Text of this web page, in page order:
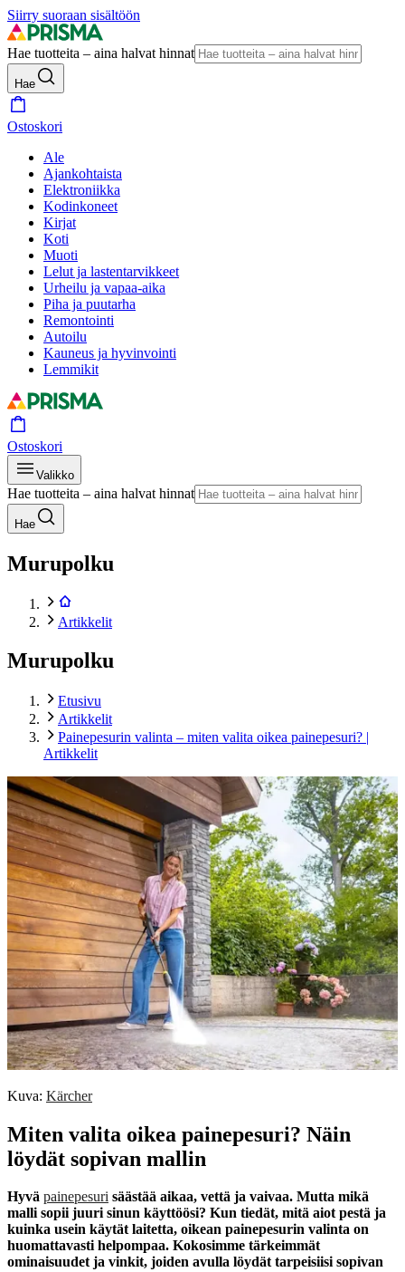
Siirry suoraan sisältöön
Hae tuotteita – aina halvat hinnat
Hae
Ostoskori
Ale
Ajankohtaista
Elektroniikka
Kodinkoneet
Kirjat
Koti
Muoti
Lelut ja lastentarvikkeet
Urheilu ja vapaa-aika
Piha ja puutarha
Remontointi
Autoilu
Kauneus ja hyvinvointi
Lemmikit
Ostoskori
Valikko
Hae tuotteita – aina halvat hinnat
Hae
Murupolku
Artikkelit
Murupolku
Etusivu
Artikkelit
Painepesurin valinta – miten valita oikea painepesuri? |
Artikkelit
Kuva: Kärcher
Miten valita oikea painepesuri? Näin
löydät sopivan mallin
Hyvä painepesuri säästää aikaa, vettä ja vaivaa. Mutta mikä
malli sopii juuri sinun käyttöösi? Kun tiedät, mitä aiot pestä ja
kuinka usein käytät laitetta, oikean painepesurin valinta on
huomattavasti helpompaa. Kokosimme tärkeimmät
ominaisuudet ja vinkit, joiden avulla löydät tarpeisiisi sopivan